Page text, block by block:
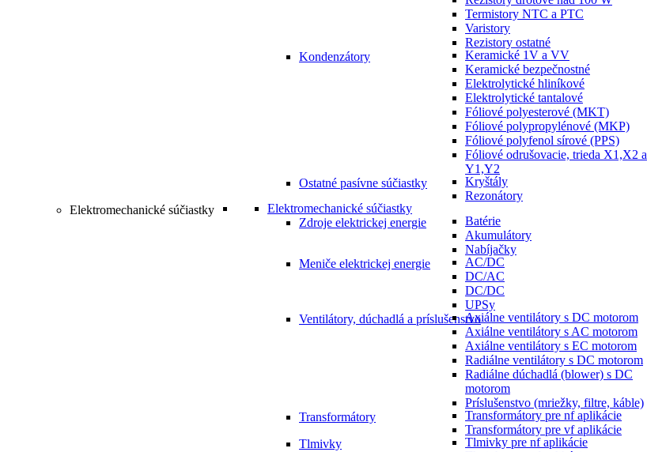
Termistory NTC a PTC
Varistory
Rezistory ostatné
Kondenzátory
Keramické 1V a VV
Keramické bezpečnostné
Elektrolytické hliníkové
Elektrolytické tantalové
Fóliové polyesterové (MKT)
Fóliové polypropylénové (MKP)
Fóliové polyfenol sírové (PPS)
Fóliové odrušovacie, trieda X1,X2 a
Y1,Y2
Ostatné pasívne súčiastky
Kryštály
Rezonátory
Elektromechanické súčiastky
Elektromechanické súčiastky
Zdroje elektrickej energie
Batérie
Akumulátory
Nabíjačky
Meniče elektrickej energie
AC/DC
DC/AC
DC/DC
UPSy
Ventilátory, dúchadlá a príslušenstvoAxiálne ventilátory s DC motorom
Axiálne ventilátory s AC motorom
Axiálne ventilátory s EC motorom
Radiálne ventilátory s DC motorom
Radiálne dúchadlá (blower) s DC
motorom
Príslušenstvo (mriežky, filtre, káble)
Transformátory
Transformátory pre nf aplikácie
Transformátory pre vf aplikácie
Tlmivky
Tlmivky pre nf aplikácie